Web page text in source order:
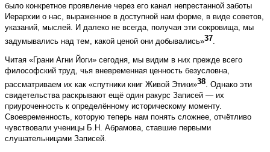
было конкретное проявление через его канал непрестанной заботы
Иерархии о нас, выраженное в доступной нам форме, в виде советов,
указаний, мыслей. И далеко не всегда, получая эти сокровища, мы
задумывались над тем, какой ценой они добывались»37
Читая «Грани Агни Йоги» сегодня, мы видим в них прежде всего
философский труд, чья вневременная ценность безусловна,
рассматриваем их как «спутники книг Живой Этики»38. Однако эти
свидетельства раскрывают ещё один ракурс Записей — их
приуроченность к определённому историческому моменту.
Своевременность, которую теперь нам понять сложнее, отчётливо
чувствовали ученицы Б.Н. Абрамова, ставшие первыми
слушательницами Записей.